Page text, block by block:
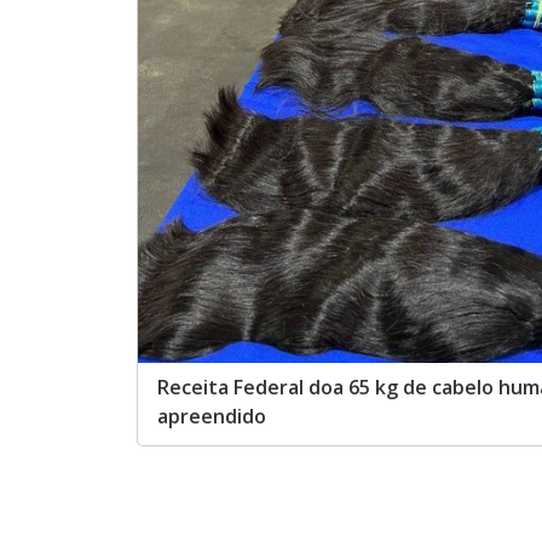
Receita Federal doa 65 kg de cabelo
apreendido